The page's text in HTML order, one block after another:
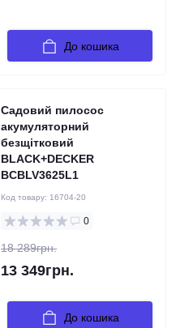
До кошика
Садовий пилосос
акумуляторний
безщітковий
BLACK+DECKER
BCBLV3625L1
Код товару: 16704-20
0
18 289грн.
13 349грн.
До кошика